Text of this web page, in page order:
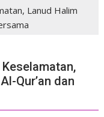
Lanud Halim
Qur’an dan